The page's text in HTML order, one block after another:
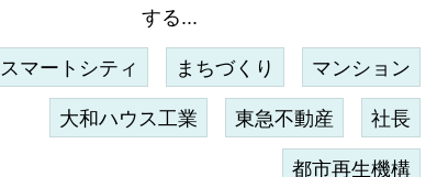
する...
スマートシティ まちづくり マンション
大和ハウス工業 東急不動産 社長
都市再生機構